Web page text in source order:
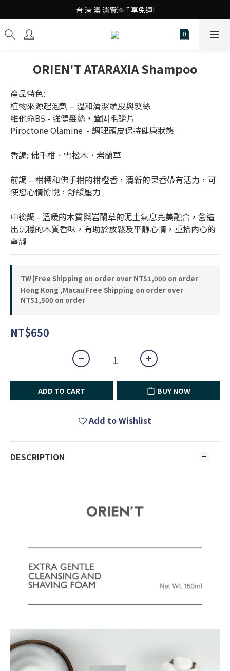
台 港 澳 消費滿千享免運!
台 港 澳 消費滿千享免運!
重磅素Tee 夏日滿件"現折優惠"!
ORIEN'T ATARAXIA Shampoo
產品特色:
植物來源起泡劑 – 溫和清潔頭皮與髮絲
維他命B5 - 強健髮絲，鞏固毛鱗片
Piroctone Olamine  - 調理頭皮保持健康狀態
香調: 佛手柑．雪松木．岩蘭草
前調 – 柑橘和佛手柑的柑橙香，清新的果香帶有活力，可
使您心情愉悅，舒緩壓力
中後調 - 溫暖的木質與岩蘭草的泥土氣息完美融合，營造
出沉穩的木質香味，有助於放鬆及平靜心情，重拾內心的
寧靜
TW |Free Shipping on order over NT$1,000 on order
Hong Kong ,Macau|Free Shipping on order over
NT$1,500 on order
NT$650
ADD TO CART BUY NOW
Add to Wishlist
DESCRIPTION